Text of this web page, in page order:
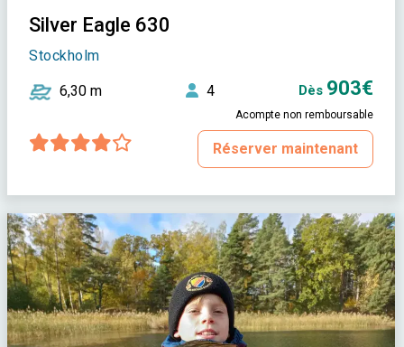
Silver Eagle 630
Stockholm
6,30 m 4 Dès 903€
Acompte non remboursable
Réserver maintenant